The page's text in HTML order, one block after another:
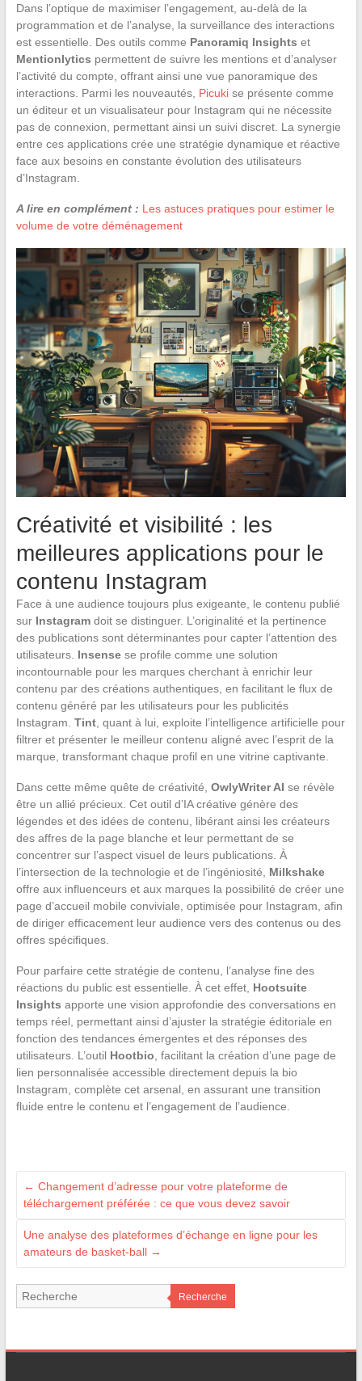
Dans l’optique de maximiser l’engagement, au-delà de la
programmation et de l’analyse, la surveillance des interactions
est essentielle. Des outils comme Panoramiq Insights et
Mentionlytics permettent de suivre les mentions et d’analyser
l’activité du compte, offrant ainsi une vue panoramique des
interactions. Parmi les nouveautés, Picukise présente comme
un éditeur et un visualisateur pour Instagram qui ne nécessite
pas de connexion, permettant ainsi un suivi discret. La synergie
entre ces applications crée une stratégie dynamique et réactive
face aux besoins en constante évolution des utilisateurs
d’Instagram.
A lire en complément : Les astuces pratiques pour estimer le
volume de votre déménagement
Créativité et visibilité : les
meilleures applications pour le
contenu Instagram
Face à une audience toujours plus exigeante, le contenu publié
sur Instagramdoit se distinguer. L’originalité et la pertinence
des publications sont déterminantes pour capter l’attention des
utilisateurs. Insensese profile comme une solution
incontournable pour les marques cherchant à enrichir leur
contenu par des créations authentiques, en facilitant le flux de
contenu généré par les utilisateurs pour les publicités
Instagram. Tint, quant à lui, exploite l’intelligence artificielle pour
filtrer et présenter le meilleur contenu aligné avec l’esprit de la
marque, transformant chaque profil en une vitrine captivante.
Dans cette même quête de créativité, OwlyWriter AI se révèle
être un allié précieux. Cet outil d’IA créative génère des
légendes et des idées de contenu, libérant ainsi les créateurs
des affres de la page blanche et leur permettant de se
concentrer sur l’aspect visuel de leurs publications. À
l’intersection de la technologie et de l’ingéniosité, Milkshake
offre aux influenceurs et aux marques la possibilité de créer une
page d’accueil mobile conviviale, optimisée pour Instagram, afin
de diriger efficacement leur audience vers des contenus ou des
offres spécifiques.
Pour parfaire cette stratégie de contenu, l’analyse fine des
réactions du public est essentielle. À cet effet, Hootsuite
Insights apporte une vision approfondie des conversations en
temps réel, permettant ainsi d’ajuster la stratégie éditoriale en
fonction des tendances émergentes et des réponses des
utilisateurs. L’outil Hootbio , facilitant la création d’une page de
lien personnalisée accessible directement depuis la bio
Instagram, complète cet arsenal, en assurant une transition
fluide entre le contenu et l’engagement de l’audience.
← Changement d’adresse pour votre plateforme de
téléchargement préférée : ce que vous devez savoir
Une analyse des plateformes d’échange en ligne pour les
amateurs de basket-ball →
Recherche